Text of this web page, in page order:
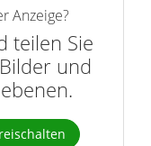
Anzeige?
teilen Sie
und